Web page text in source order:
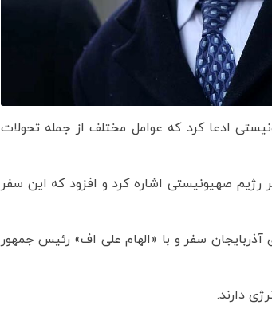
ادعا کرد که عوامل مختلف از جمله تحولات
رژیم صهیونیستی اشاره کرد و افزود که این سفر
(۱۷ تا ۲۱ اردیبهشت) به جمهوری آذربایجان سفر و با «الهام علی اف» رئیس جمهور
دارند.